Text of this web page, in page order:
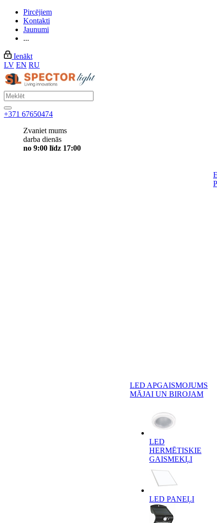
Pircējiem
Kontakti
Jaunumi
...
Ienākt
LV EN RU
+371 67650474
Zvaniet mums
darba dienās
no 9:00 līdz 17:00
LED APGAISMOJUMS
MĀJAI UN BIROJAM
LED
HERMĒTISKIE
GAISMEKĻI
LED PANEĻI